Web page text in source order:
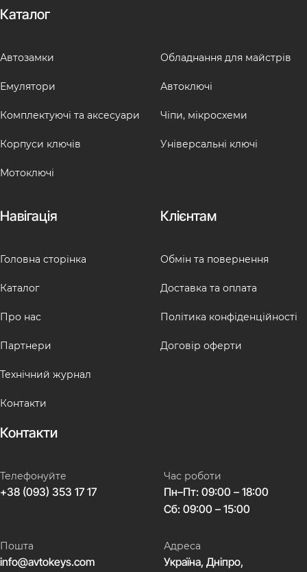
Каталог
Автозамки
Емулятори
Комплектуючі та аксесуари
Корпуси ключів
Мотоключі
Обладнання для майстрів
Автоключі
Чіпи, мікросхеми
Універсальні ключі
Навігація
Головна сторінка
Каталог
Про нас
Партнери
Технічний журнал
Контакти
Клієнтам
Обмін та повернення
Доставка та оплата
Політика конфіденційності
Договір оферти
Контакти
Телефонуйте
+38 (093) 353 17 17
Час роботи
Пн–Пт: 09:00 – 18:00
Сб: 09:00 – 15:00
Пошта
info@avtokeys.com
Адреса
Україна, Дніпро,